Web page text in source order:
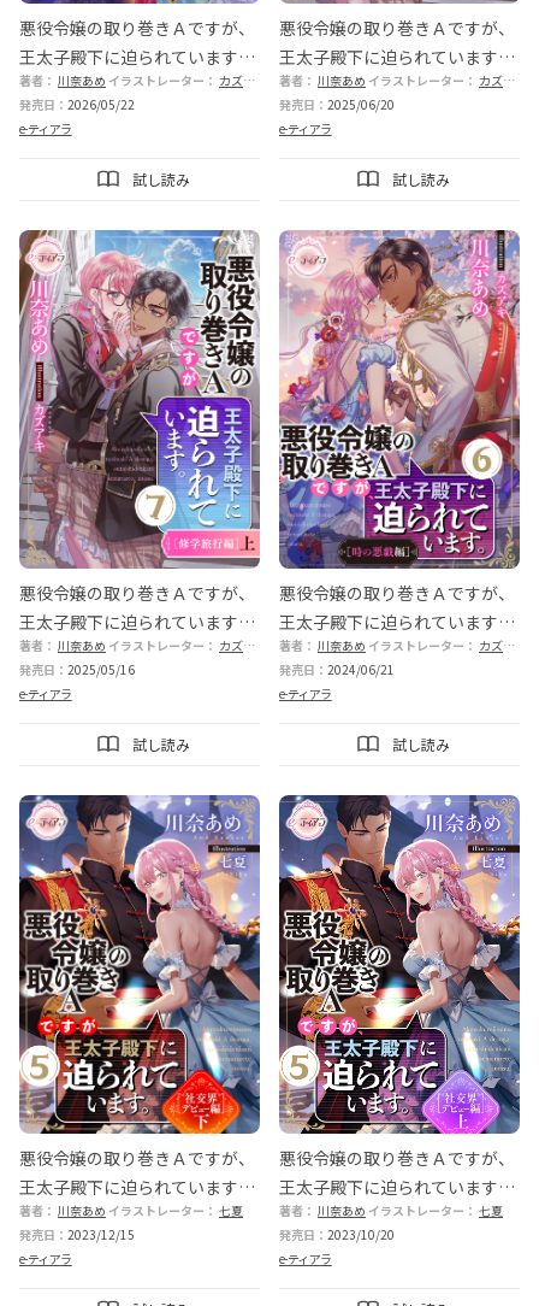
悪役令嬢の取り巻きＡですが、
王太子殿下に迫られています。
⑧［熱砂の皇子編］上
著者： 川奈あめ イラストレーター： カズアキ
発売日： 2026/05/22
e-ティアラ
試し読み
悪役令嬢の取り巻きＡですが、
王太子殿下に迫られています。
⑦［修学旅行編］下
著者： 川奈あめ イラストレーター： カズアキ
発売日： 2025/06/20
e-ティアラ
試し読み
悪役令嬢の取り巻きＡですが、
王太子殿下に迫られています。
⑦［修学旅行編］上
著者： 川奈あめ イラストレーター： カズアキ
発売日： 2025/05/16
e-ティアラ
試し読み
悪役令嬢の取り巻きＡですが、
王太子殿下に迫られています。
⑥［時の悪戯編］
著者： 川奈あめ イラストレーター： カズアキ
発売日： 2024/06/21
e-ティアラ
試し読み
悪役令嬢の取り巻きＡですが、
王太子殿下に迫られています。
⑤［社交界デビュー編］下
著者： 川奈あめ イラストレーター： 七夏
発売日： 2023/12/15
e-ティアラ
悪役令嬢の取り巻きＡですが、
王太子殿下に迫られています。
⑤［社交界デビュー編］上
著者： 川奈あめ イラストレーター： 七夏
発売日： 2023/10/20
e-ティアラ